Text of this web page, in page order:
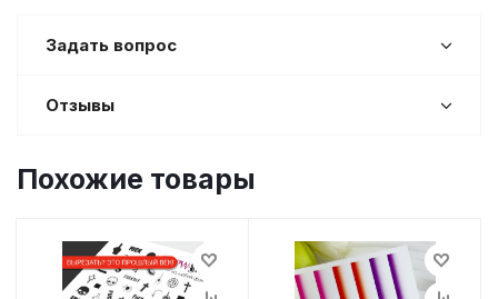
Задать вопрос
Отзывы
Похожие товары